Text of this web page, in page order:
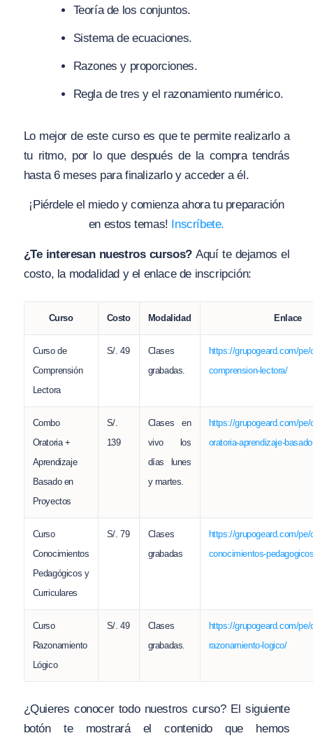
Teoría de los conjuntos.
Sistema de ecuaciones.
Razones y proporciones.
Regla de tres y el razonamiento numérico.
Lo mejor de este curso es que te permite realizarlo a
tu ritmo, por lo que después de la compra tendrás
hasta 6 meses para finalizarlo y acceder a él.
¡Piérdele el miedo y comienza ahora tu preparación
en estos temas! Inscríbete.
¿Te interesan nuestros cursos?Aquí te dejamos el
costo, la modalidad y el enlace de inscripción:
Curso Costo Modalidad Enlace
Curso de
Comprensión
Lectora
S/. 49
Clases
grabadas.
https://grupogeard.com/
comprension-lectora/
Combo
Oratoria +
Aprendizaje
Basado en
Proyectos
S/.
139
Clases en
vivo los
días lunes
y martes.
https://grupogeard.com/
oratoria-aprendizaje-
Curso
Conocimientos
Pedagógicos y
Curriculares
S/. 79
Clases
grabadas
https://grupogeard.com/
conocimientos-
Curso
Razonamiento
Lógico
S/. 49
Clases
grabadas.
https://grupogeard.com/
razonamiento-logico/
¿Quieres conocer todo nuestros curso? El siguiente
botón te mostrará el contenido que hemos